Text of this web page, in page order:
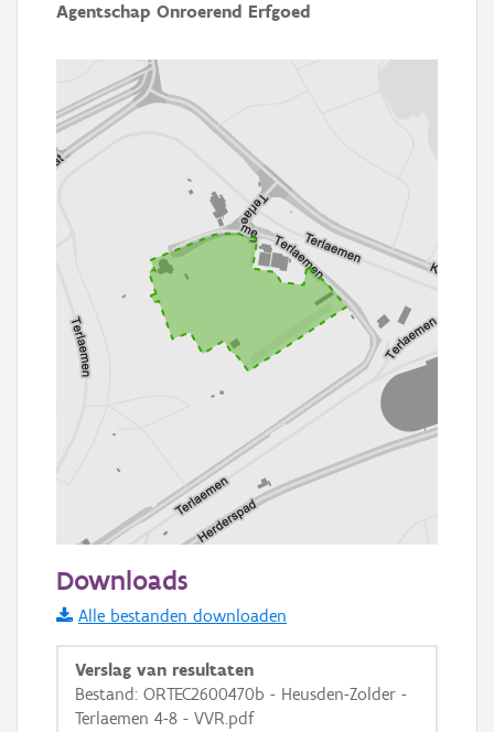
Agentschap Onroerend Erfgoed
Informatie Vlaanderen
i
+ −
Downloads
Alle bestanden downloaden
Verslag van resultaten
Bestand: ORTEC2600470b - Heusden-Zolder -
Terlaemen 4-8 - VVR.pdf